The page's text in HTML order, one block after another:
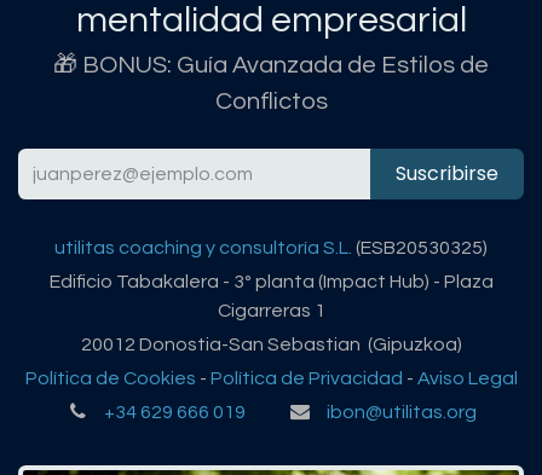
mentalidad empresarial
🎁 BONUS: Guía Avanzada de Estilos de
Conflictos
Suscribirse
utilitas coaching y consultoría S.L. (ESB20530325)
Edificio Tabakalera - 3º planta (Impact Hub) - Plaza
Cigarreras 1
20012 Donostia-San Sebastian (Gipuzkoa)
Política de Cookies - Política de Privacidad - Aviso Legal
+34 629 666 019
ibon@utilitas.org